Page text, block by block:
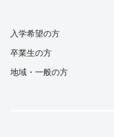
入学希望の方
卒業生の方
地域・一般の方